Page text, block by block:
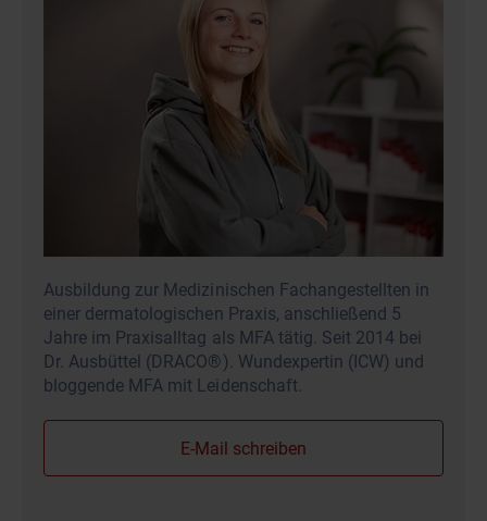
Ausbildung zur Medizinischen Fachangestellten in
einer dermatologischen Praxis, anschließend 5
Jahre im Praxisalltag als MFA tätig. Seit 2014 bei
Dr. Ausbüttel (DRACO®). Wundexpertin (ICW) und
bloggende MFA mit Leidenschaft.
E-Mail schreiben